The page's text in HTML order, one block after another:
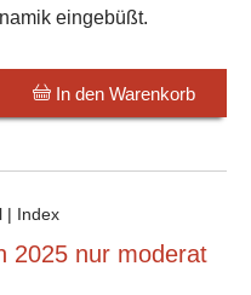
eingebüßt.
In den Warenkorb
| Index
2025 nur moderat